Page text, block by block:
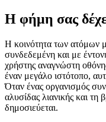
Η φήμη σας
Η κοινότητα των ατόμων
συνδεδεμένη και με
χρήστης αναγνώστη
έναν μεγάλο ιστότοπο,
Όταν ένας οργανισμός
αλυσίδας λιανικής και
δημοσιεύεται.